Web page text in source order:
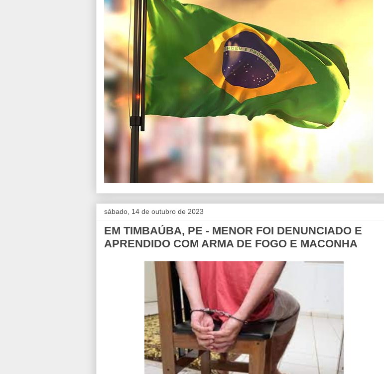
sábado, 14 de outubro de 2023
EM TIMBAÚBA, PE - MENOR FOI DENUNCIADO E
APRENDIDO COM ARMA DE FOGO E MACONHA